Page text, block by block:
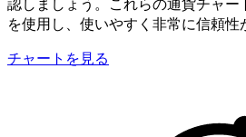
を使用し、使いやすく非常に信頼性
チャートを見る